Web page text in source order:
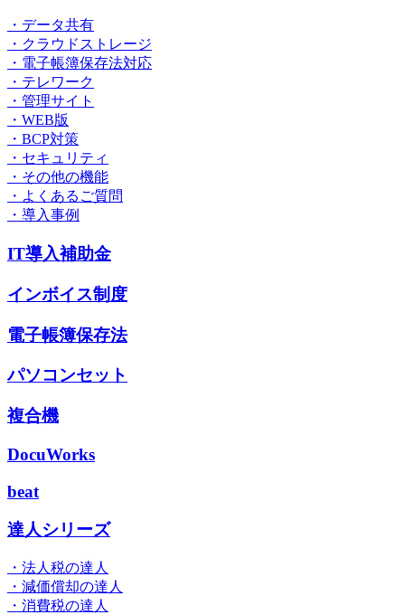
・データ共有
・クラウドストレージ
・電子帳簿保存法対応
・テレワーク
・管理サイト
・WEB版
・BCP対策
・セキュリティ
・その他の機能
・よくあるご質問
・導入事例
IT導入補助金
インボイス制度
電子帳簿保存法
パソコンセット
複合機
DocuWorks
beat
達人シリーズ
・法人税の達人
・減価償却の達人
・消費税の達人